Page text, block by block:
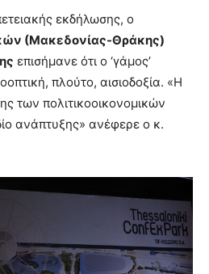
εκδήλωσης, ο
(Μακεδονίας-Θράκης)
επισήμανε ότι ο ‘γάμος’
πλούτο, αισιοδοξία. «Η
των πολιτικοοικονομικών
ανάπτυξης» ανέφερε ο κ.